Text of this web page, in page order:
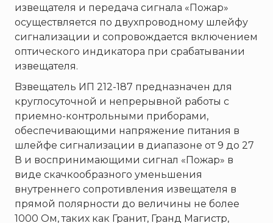
Ратоборец
РИФ
РУБЕЖ
Русинтэк
Сalisia Vulcan
Сибирский Арсенал
Спектрон НПО
Спецавтоматика
Специнформатика-СИ
Спецприбор
СПИ
извещателя и передача сигнала «Пожар»
осуществляется по двухпроводному шлейфу
сигнализации и сопровождается включением
оптического индикатора при срабатывании
извещателя.
Bзвещатель ИП 212-187 предназначен для
круглосуточной и непрерывной работы с
приемно-контрольными приборами,
обеспечивающими напряжение питания в
шлейфе сигнализации в диапазоне от 9 до 27
В и воспринимающими сигнал «Пожар» в
виде скачкообразного уменьшения
внутреннего сопротивления извещателя в
прямой полярности до величины не более
1000 Ом, таких как Гранит, Гранд Магистр,